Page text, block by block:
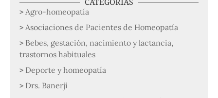
Agro-homeopatía
Asociaciones de Pacientes de Homeopatía
Bebes, gestación, nacimiento y lactancia,
trastornos habituales
Deporte y homeopatía
Drs. Banerji